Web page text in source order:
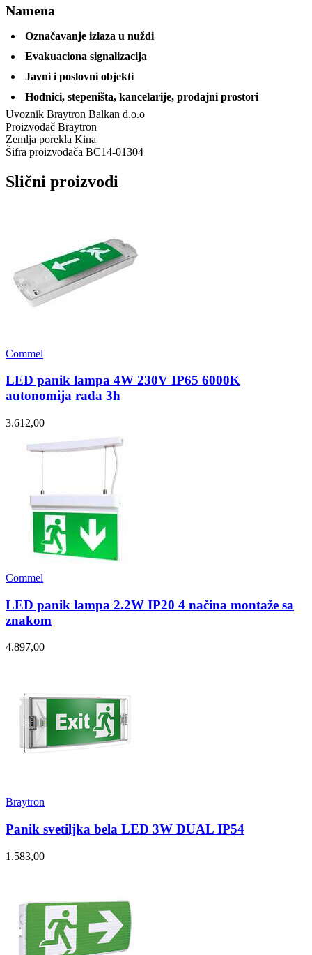
Namena
Označavanje izlaza u nuždi
Evakuaciona signalizacija
Javni i poslovni objekti
Hodnici, stepeništa, kancelarije, prodajni prostori
Uvoznik Braytron Balkan d.o.o
Proizvođač Braytron
Zemlja porekla Kina
Šifra proizvođača BC14-01304
Slični proizvodi
Commel
LED panik lampa 4W 230V IP65 6000K
autonomija rada 3h
3.612,00
Commel
LED panik lampa 2.2W IP20 4 načina montaže sa
znakom
4.897,00
Braytron
Panik svetiljka bela LED 3W DUAL IP54
1.583,00